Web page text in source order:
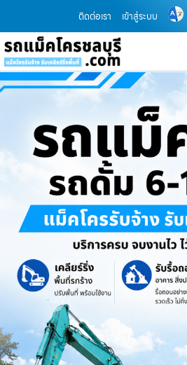
ติดต่อเรา เข้าสู่ระบบ